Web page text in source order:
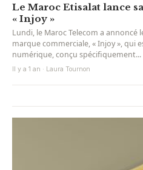
Le Maroc Etisalat lance
« Injoy »
Lundi, le Maroc Telecom a annoncé
marque commerciale, « Injoy », qui
numérique, conçu spécifiquement...
Il y a 1 an · Laura Tournon